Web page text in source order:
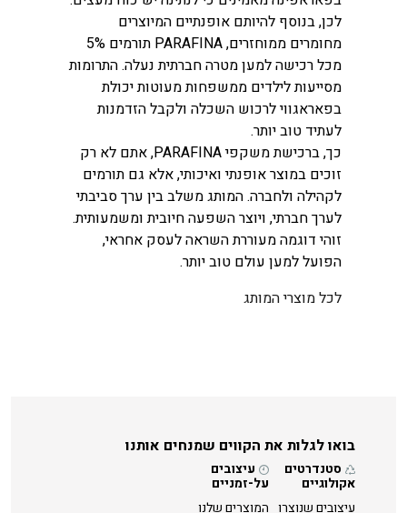
לכן, בנוסף להיותם אופנתיים המיוצרים
מחומרים ממוחזרים, PARAFINA תורמים 5%
מכל רכישה למען מטרה חברתית נעלה. התרומות
מסייעות לילדים ממשפחות מעוטות יכולת
בפאראגווי לרכוש השכלה ולקבל הזדמנות
לעתיד טוב יותר.
כך, ברכישת משקפי PARAFINA, אתם לא רק
זוכים במוצר אופנתי ואיכותי, אלא גם תורמים
לקהילה ולחברה. המותג משלב בין ערך סביבתי
לערך חברתי, ויוצר השפעה חיובית ומשמעותית.
זוהי דוגמה מעוררת השראה לעסק אחראי,
הפועל למען עולם טוב יותר.
לכל מוצרי המותג
בואו לגלות את הקווים שמנחים אותנו
סטנדרטים
אקולוגיים
עיצובים שנוצרו
עיצובים
על-זמניים
המוצרים שלנו